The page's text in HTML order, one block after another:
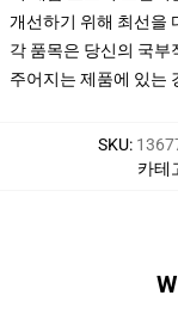
개선하기 위해 최선을
각 품목은 당신의 국
주어지는 제품에 있는
SKU:
카테